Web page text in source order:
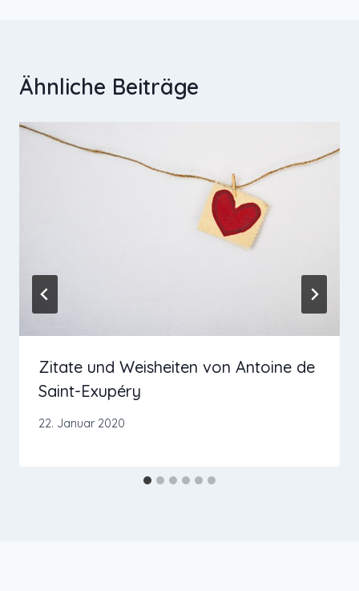
Ähnliche Beiträge
Zitate und Weisheiten von Antoine de
Saint-Exupéry
22. Januar 2020